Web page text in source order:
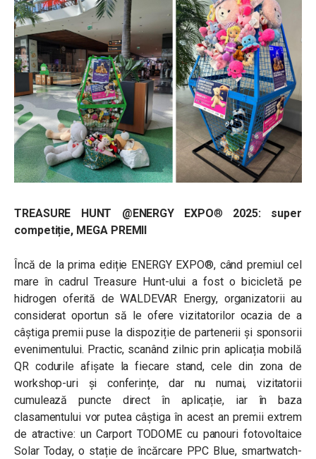
TREASURE HUNT @ENERGY EXPO® 2025: super
competiție, MEGA PREMII
Încă de la prima ediție ENERGY EXPO®, când premiul cel
mare în cadrul Treasure Hunt-ului a fost o bicicletă pe
hidrogen oferită de WALDEVAR Energy, organizatorii au
considerat oportun să le ofere vizitatorilor ocazia de a
câștiga premii puse la dispoziție de partenerii și sponsorii
evenimentului. Practic, scanând zilnic prin aplicația mobilă
QR codurile afișate la fiecare stand, cele din zona de
workshop-uri și conferințe, dar nu numai, vizitatorii
cumulează puncte direct în aplicație, iar în baza
clasamentului vor putea câștiga în acest an premii extrem
de atractive: un Carport TODOME cu panouri fotovoltaice
Solar Today, o stație de încărcare PPC Blue, smartwatch-